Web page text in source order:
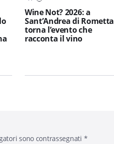
Wine Not? 2026: a
Sant’Andrea di Rometta
torna l’evento che
racconta il vino
sono contrassegnati *